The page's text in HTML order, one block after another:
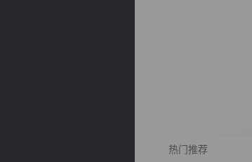
热门推荐